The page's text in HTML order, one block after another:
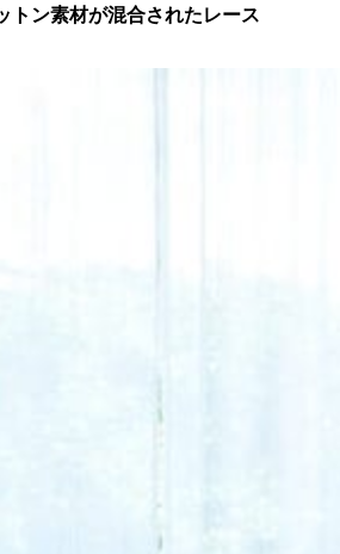
トン素材が混合されたレース